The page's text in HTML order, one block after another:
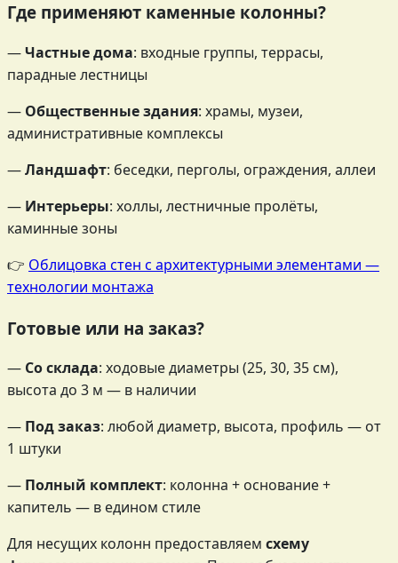
Где применяют каменные колонны?
—Частные дома: входные группы, террасы,
парадные лестницы
— Общественные здания: храмы, музеи,
административные комплексы
—Ландшафт: беседки, перголы, ограждения, аллеи
— Интерьеры: холлы, лестничные пролёты,
каминные зоны
👉 Облицовка стен с архитектурными элементами —
технологии монтажа
Готовые или на заказ?
— Со склада: ходовые диаметры (25, 30, 35 см),
высота до 3 м — в наличии
— Под заказ: любой диаметр, высота, профиль — от
1 штуки
— Полный комплект: колонна + основание +
капитель — в едином стиле
Для несущих колонн предоставляем схему